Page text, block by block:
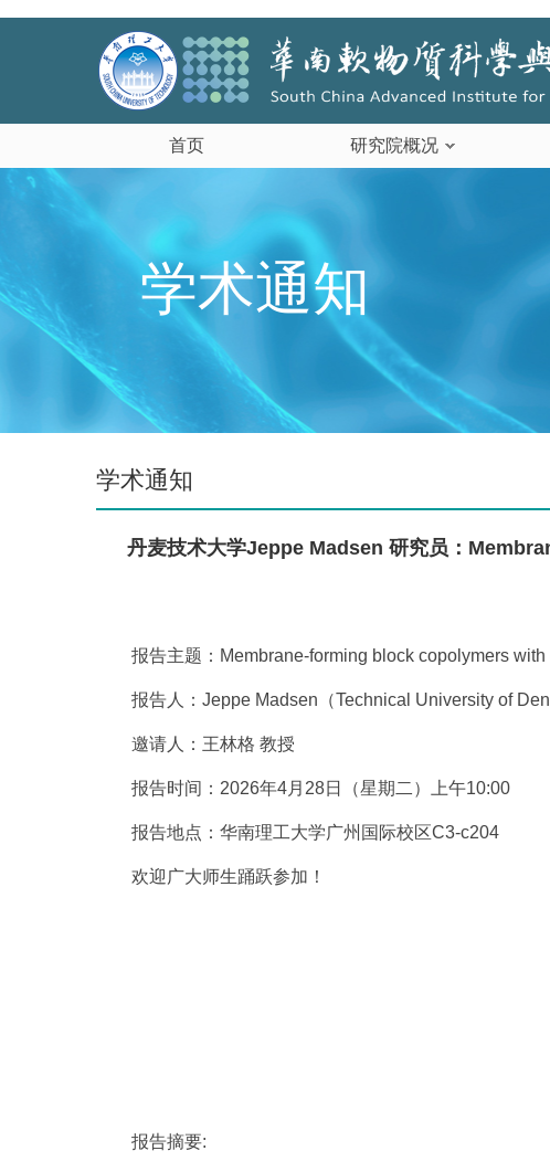
首页 研究院概况
学术通知
学术通知
丹麦技术大学Jeppe Madsen 研究员：
报告主题：Membrane-forming block copolymers
报告人：Jeppe Madsen（Technical University of
邀请人：王林格 教授
报告时间：2026年4月28日（星期二）上午10:00
报告地点：华南理工大学广州国际校区C3-c204
欢迎广大师生踊跃参加！
报告摘要: